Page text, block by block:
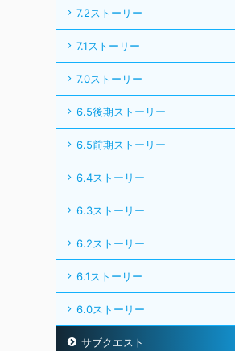
7.2ストーリー
7.1ストーリー
7.0ストーリー
6.5後期ストーリー
6.5前期ストーリー
6.4ストーリー
6.3ストーリー
6.2ストーリー
6.1ストーリー
6.0ストーリー
サブクエスト